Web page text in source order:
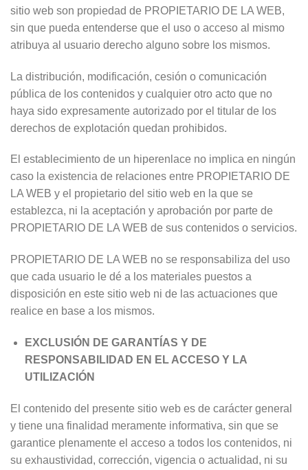
sitio web son propiedad de PROPIETARIO DE LA WEB,
sin que pueda entenderse que el uso o acceso al mismo
atribuya al usuario derecho alguno sobre los mismos.
La distribución, modificación, cesión o comunicación
pública de los contenidos y cualquier otro acto que no
haya sido expresamente autorizado por el titular de los
derechos de explotación quedan prohibidos.
El establecimiento de un hiperenlace no implica en ningún
caso la existencia de relaciones entre PROPIETARIO DE
LA WEB y el propietario del sitio web en la que se
establezca, ni la aceptación y aprobación por parte de
PROPIETARIO DE LA WEB de sus contenidos o servicios.
PROPIETARIO DE LA WEB no se responsabiliza del uso
que cada usuario le dé a los materiales puestos a
disposición en este sitio web ni de las actuaciones que
realice en base a los mismos.
EXCLUSIÓN DE GARANTÍAS Y DE
RESPONSABILIDAD EN EL ACCESO Y LA
UTILIZACIÓN
El contenido del presente sitio web es de carácter general
y tiene una finalidad meramente informativa, sin que se
garantice plenamente el acceso a todos los contenidos, ni
su exhaustividad, corrección, vigencia o actualidad, ni su